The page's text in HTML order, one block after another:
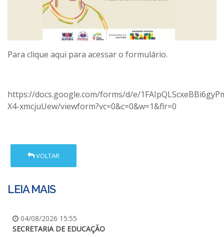
Para clique aqui para acessar o formulário.
https://docs.google.com/forms/d/e/
X4-xmcjuUew/viewform?vc=0&c=0&w=1&flr=0
VOLTAR
LEIA MAIS
04/08/2026 15:55
SECRETARIA DE EDUCAÇÃO